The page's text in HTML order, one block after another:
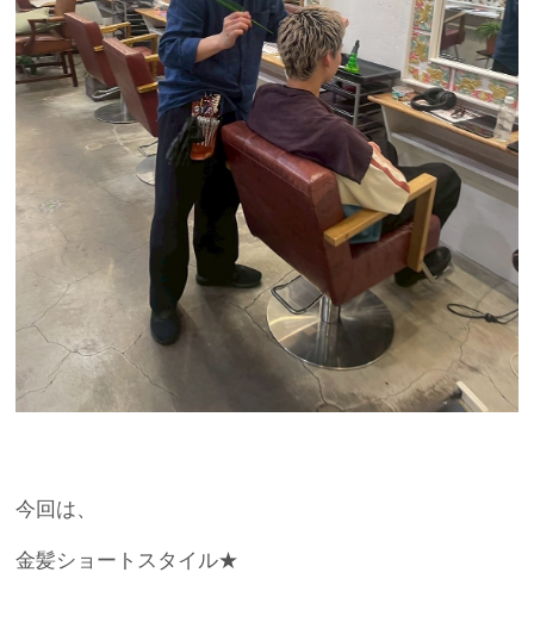
今回は、
金髪ショートスタイル★